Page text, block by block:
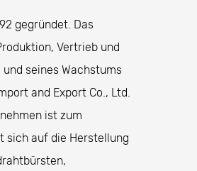
von
werden.
Oberfläche
verwendet.
gegründet. Das
Vertrieb und
seines Wachstums
and Export Co., Ltd.
ist zum
sich auf die Herstellung